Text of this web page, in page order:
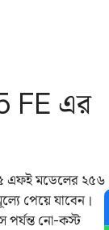
FE এর
এফই মডেলের ২৫৬
পেয়ে যাবেন।
পর্যন্ত নো-কস্ট